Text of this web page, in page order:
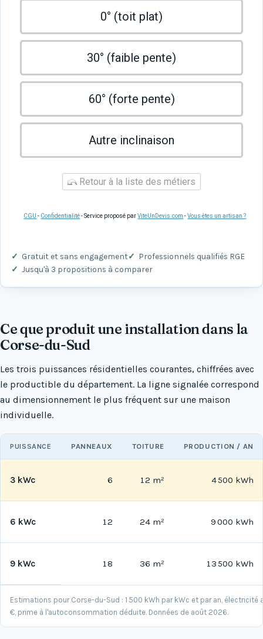
0° (toit plat)
30° (faible pente)
60° (forte pente)
Autre inclinaison
Retour à la liste des métiers
CGU - Confidentialité- Service proposé parViteUnDevis.com -Vous êtes un artisan ?
Gratuit et sans engagement
Professionnels qualifiés RGE
Jusqu'à 3 propositions à comparer
Ce que produit une installation dans la
Corse-du-Sud
Les trois puissances résidentielles courantes, chiffrées avec
le productible du département. La ligne signalée correspond
au dimensionnement le plus fréquent sur une maison
individuelle.
Estimations pour Corse-du-Sud : 1 500 kWh par kWc et par an, électricité
€, prime à l'autoconsommation déduite. Données de août 2026.
PUISSANCE PANNEAUX TOITURE PRODUCTION / AN
3 kWc 6 12 m² 4 500 kWh
6 kWc 12 24 m² 9 000 kWh
9 kWc 18 36 m² 13 500 kWh